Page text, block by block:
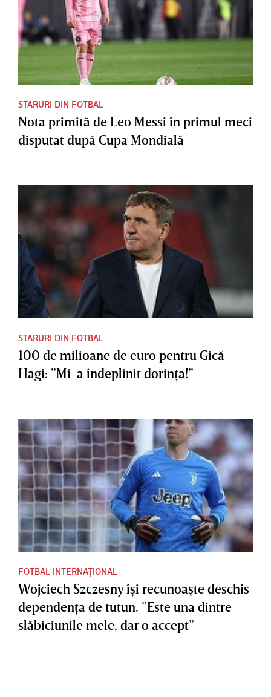
STARURI DIN FOTBAL
Nota primită de Leo Messi în primul meci
disputat după Cupa Mondială
STARURI DIN FOTBAL
100 de milioane de euro pentru Gică
Hagi: ”Mi-a îndeplinit dorinţa!”
FOTBAL INTERNAȚIONAL
Wojciech Szczesny îşi recunoaşte deschis
dependenţa de tutun. ”Este una dintre
slăbiciunile mele, dar o accept”